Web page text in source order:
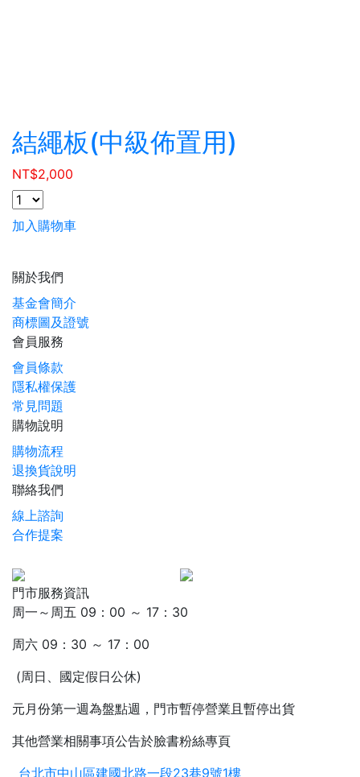
結繩板(中級佈置用)
NT$2,000
加入購物車
關於我們
基金會簡介
商標圖及證號
會員服務
會員條款
隱私權保護
常見問題
購物說明
購物流程
退換貨說明
聯絡我們
線上諮詢
合作提案
門市服務資訊
周一～周五 09：00 ～ 17：30
周六 09：30 ～ 17：00
(周日、國定假日公休)
元月份第一週為盤點週，門市暫停營業且暫停出貨
其他營業相關事項公告於臉書粉絲專頁
台北市中山區建國北路一段23巷9號1樓